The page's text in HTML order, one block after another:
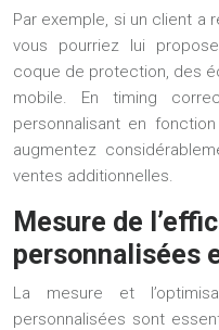
Par exemple, si un client a
vous pourriez lui
coque de protection, des
mobile. En timing
personnalisant en
augmentez
ventes additionnelles.
Mesure de
personnalisées
La mesure et
personnalisées sont